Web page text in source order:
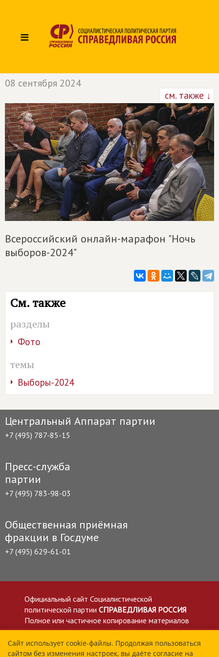
≡
08 сентября 2024
см. также ↓
Всероссийский онлайн-марафон "Ночь
выборов-2024"
См. также
разделы
Фото
темы
Выборы-2024
Центральный Аппарат партии
+7 (495) 787-85-15
Пресс-служба
партии
+7 (495) 783-98-03
Общественная приёмная
фракции в Госдуме
+7 (495) 629-61-01
Официальный сайт Социалистической
политической партии СПРАВЕДЛИВАЯ РОССИЯ
Полное или частичное копирование материалов
приветствуется со ссылкой на сайт spravedlivo.ru
Политика в отношении обработки персональных
данных
Сайт использует cookie-файлы. Продолжая пользоваться
сайтом без изменения настроек, вы даёте согласие на